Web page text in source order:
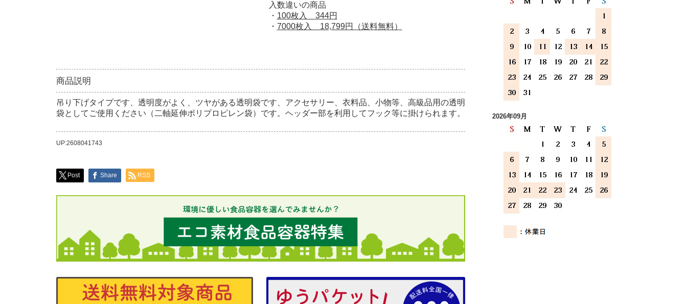
入数違いの商品
・ 100枚入 344円
・ 7000枚入 18,799円（送料無料）
商品説明
吊り下げタイプです、透明度がよく、ツヤがある透明袋です、アクセサリー、衣料品、小物等、高級品用の透明
袋としてご使用ください（二軸延伸ポリプロピレン袋）です。ヘッダー部を利用してフック等に掛けられます。
UP:2608041743
Post Share RSS
2026年09月